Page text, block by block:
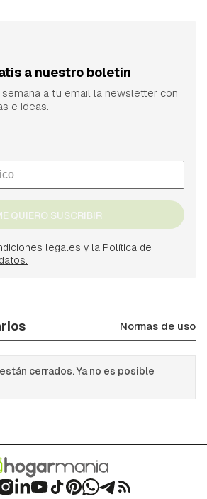
a nuestro boletín
a tu email la newsletter con
e ideas.
QUIERO SUSCRIBIR
legales y la Política de
Normas de uso
cerrados. Ya no es posible